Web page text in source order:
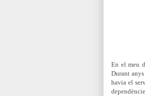
En el meu
Durant
havia el